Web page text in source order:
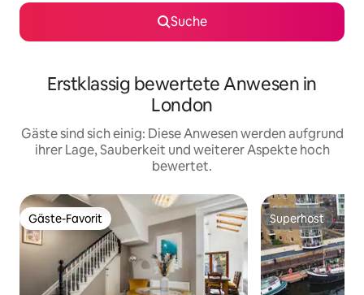
Suche
Erstklassig bewertete Anwesen in
London
Gäste sind sich einig: Diese Anwesen werden aufgrund
ihrer Lage, Sauberkeit und weiterer Aspekte hoch
bewertet.
Gäste-Favorit
Gäste-Favorit Superhost
Superhost